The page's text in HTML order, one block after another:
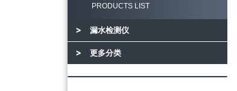
PRODUCTS LIST
漏水检测仪
更多分类